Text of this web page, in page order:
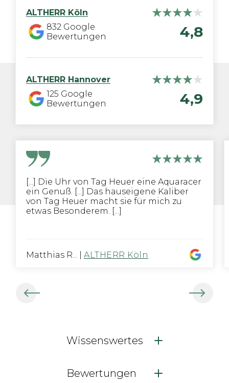
ALTHERR Köln
832 Google
Bewertungen
4,8
ALTHERR Hannover
125 Google
Bewertungen
4,9
[...] Die Uhr von Tag Heuer eine Aquaracer
ein Genuß. [...] Das hauseigene Kaliber
von Tag Heuer macht sie für mich zu
etwas Besonderem. [...]
Matthias R... ALTHERR Köln
Wissenswertes
Bewertungen